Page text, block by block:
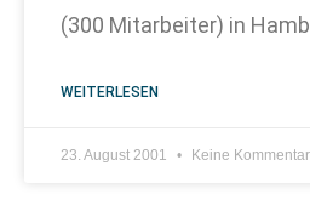
(300 Mitarbeiter) in
WEITERLESEN
23. August 2001 Keine